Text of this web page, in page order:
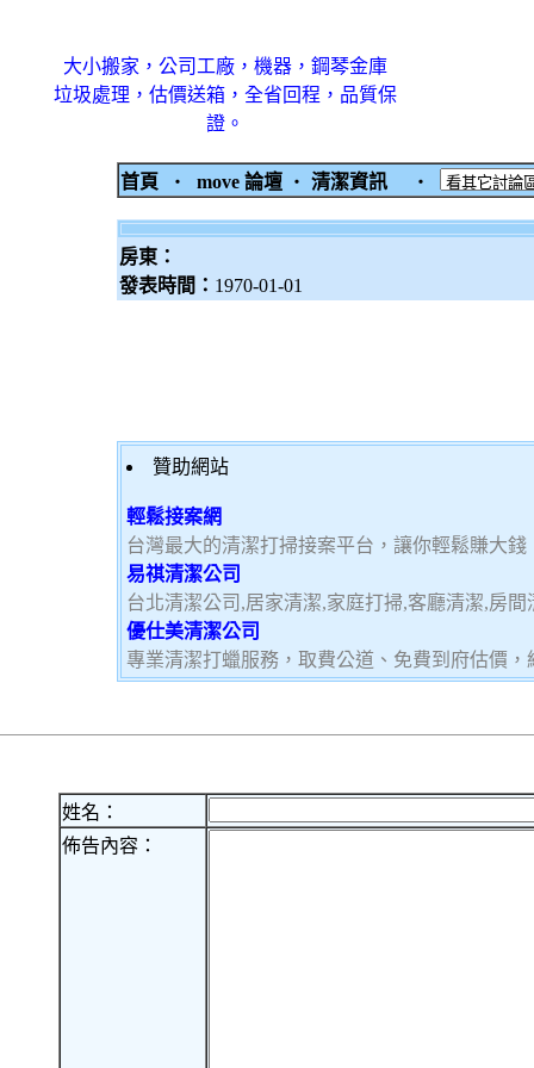
大小搬家，公司工廠，機器，鋼琴金庫
垃圾處理，估價送箱，全省回程，品質保
證。
首頁 ‧ move 論壇 ‧ 清潔資訊 ‧
房東：
發表時間： 1970-01-01
贊助網站
輕鬆接案網
台灣最大的清潔打掃接案平台，讓你輕鬆賺大
易祺清潔公司
台北清潔公司,居家清潔,家庭打掃,客廳清潔,房
優仕美清潔公司
專業清潔打蠟服務，取費公道、免費到府估價，
姓名：
佈告內容：